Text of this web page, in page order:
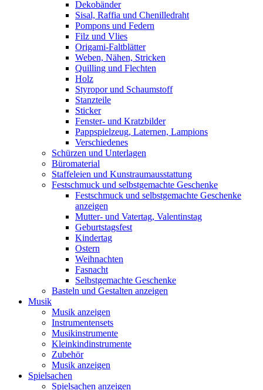
Dekobänder
Sisal, Raffia und Chenilledraht
Pompons und Federn
Filz und Vlies
Origami-Faltblätter
Weben, Nähen, Stricken
Quilling und Flechten
Holz
Styropor und Schaumstoff
Stanzteile
Sticker
Fenster- und Kratzbilder
Pappspielzeug, Laternen, Lampions
Verschiedenes
Schürzen und Unterlagen
Büromaterial
Staffeleien und Kunstraumausstattung
Festschmuck und selbstgemachte Geschenke
Festschmuck und selbstgemachte Geschenke
anzeigen
Mutter- und Vatertag, Valentinstag
Geburtstagsfest
Kindertag
Ostern
Weihnachten
Fasnacht
Selbstgemachte Geschenke
Basteln und Gestalten anzeigen
Musik
Musik anzeigen
Instrumentensets
Musikinstrumente
Kleinkindinstrumente
Zubehör
Musik anzeigen
Spielsachen
Spielsachen anzeigen